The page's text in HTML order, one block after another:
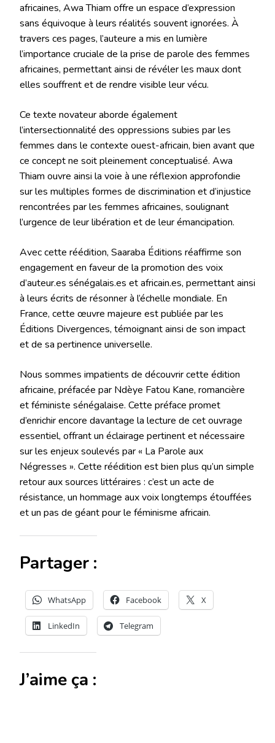
africaines, Awa Thiam offre un espace d’expression
sans équivoque à leurs réalités souvent ignorées. À
travers ces pages, l’auteure a mis en lumière
l’importance cruciale de la prise de parole des femmes
africaines, permettant ainsi de révéler les maux dont
elles souffrent et de rendre visible leur vécu.
Ce texte novateur aborde également
l’intersectionnalité des oppressions subies par les
femmes dans le contexte ouest-africain, bien avant que
ce concept ne soit pleinement conceptualisé. Awa
Thiam ouvre ainsi la voie à une réflexion approfondie
sur les multiples formes de discrimination et d’injustice
rencontrées par les femmes africaines, soulignant
l’urgence de leur libération et de leur émancipation.
Avec cette réédition, Saaraba Éditions réaffirme son
engagement en faveur de la promotion des voix
d’auteur.es sénégalais.es et africain.es, permettant ainsi
à leurs écrits de résonner à l’échelle mondiale. En
France, cette œuvre majeure est publiée par les
Éditions Divergences, témoignant ainsi de son impact
et de sa pertinence universelle.
Nous sommes impatients de découvrir cette édition
africaine, préfacée par Ndèye Fatou Kane, romancière
et féministe sénégalaise. Cette préface promet
d’enrichir encore davantage la lecture de cet ouvrage
essentiel, offrant un éclairage pertinent et nécessaire
sur les enjeux soulevés par « La Parole aux
Négresses ». Cette réédition est bien plus qu’un simple
retour aux sources littéraires : c’est un acte de
résistance, un hommage aux voix longtemps étouffées
et un pas de géant pour le féminisme africain.
Partager :
WhatsApp Facebook X
LinkedIn Telegram
J’aime ça :